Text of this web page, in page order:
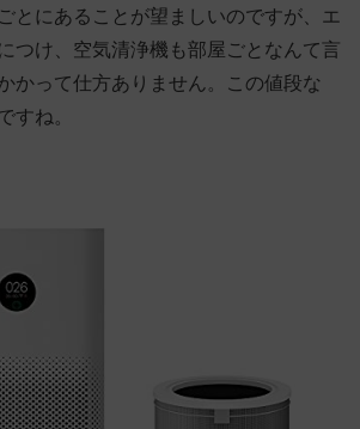
とにあることが望ましいのですが、エ
つけ、空気清浄機も部屋ごとなんて言
かって仕方ありません。この値段な
すね。